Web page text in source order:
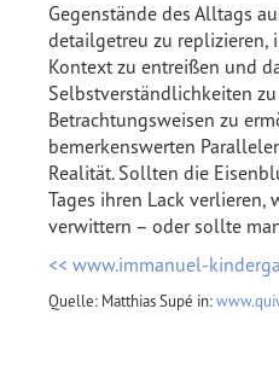
Gegenstände des Alltags
detailgetreu zu replizieren,
Kontext zu entreißen und
Selbstverständlichkeiten
Betrachtungsweisen zu
bemerkenswerten
Realität. Sollten die
Tages ihren Lack verlieren,
verwittern – oder sollte
<< www.immanuel-
Quelle: Matthias Supé in: